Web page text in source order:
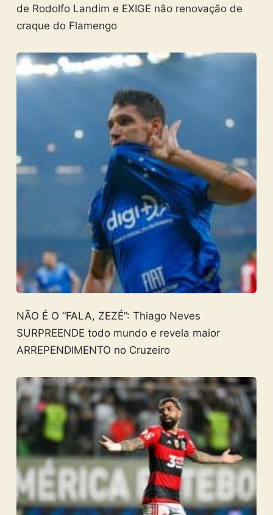
de Rodolfo Landim e EXIGE não renovação de
craque do Flamengo
NÃO É O “FALA, ZEZÉ”: Thiago Neves
SURPREENDE todo mundo e revela maior
ARREPENDIMENTO no Cruzeiro